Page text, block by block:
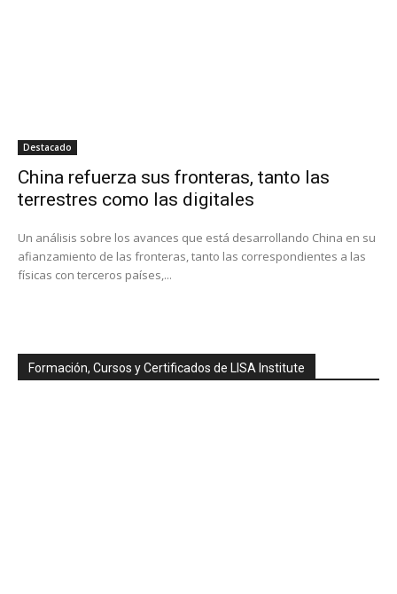
Destacado
China refuerza sus fronteras, tanto las
terrestres como las digitales
Un análisis sobre los avances que está desarrollando China en su
afianzamiento de las fronteras, tanto las correspondientes a las
físicas con terceros países,...
Formación, Cursos y Certificados de LISA Institute